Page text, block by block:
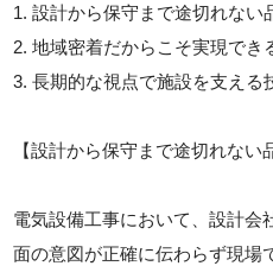
1. 設計から保守まで途切れない
2. 地域密着だからこそ実現でき
3. 長期的な視点で施設を支える
【設計から保守まで途切れない
電気設備工事において、設計会
面の意図が正確に伝わらず現場